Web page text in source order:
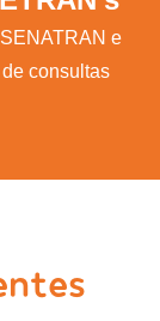
e
consultas